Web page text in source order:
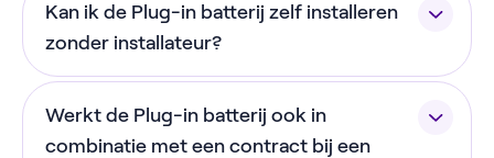
Meterkast*
De batterij kan niet buiten worden geplaatst.
*Let op: zorg ervoor dat de batterij genoeg ruimte
met hoge stroomsterktes.
verbruiken tijdens duurdere piekuren. Je jaarlijkse
besparing is wel lager zonder zonnepanelen.
te gebruiken.
Kan ik de Plug-in batterij zelf installeren
zonder installateur?
Ja, je kunt de batterij zelf in een paar minuten
installeren. Dit doe je stapsgewijs via de
NextEnergy app.
Werkt de Plug-in batterij ook in
combinatie met een contract bij een